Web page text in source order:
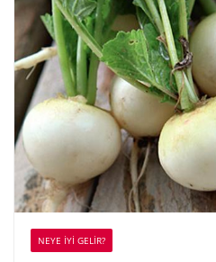
NEYE İYİ GELİR?